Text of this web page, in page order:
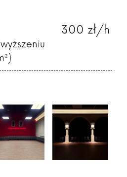
300 zł/h